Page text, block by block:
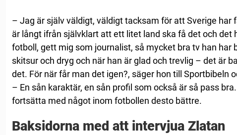
– Jag är själv väldigt, väldigt tacksam för att Sverige har
är långt ifrån självklart att ett litet land ska få det och det
fotboll, gett mig som journalist, så mycket bra tv han har
skitsur och dryg och när han är glad och trevlig – det är
det. För när får man det igen?, säger hon till Sportbibeln
– En sån karaktär, en sån profil som också är så pass
fortsätta med något inom fotbollen desto bättre.
Baksidorna med att intervjua Zlatan